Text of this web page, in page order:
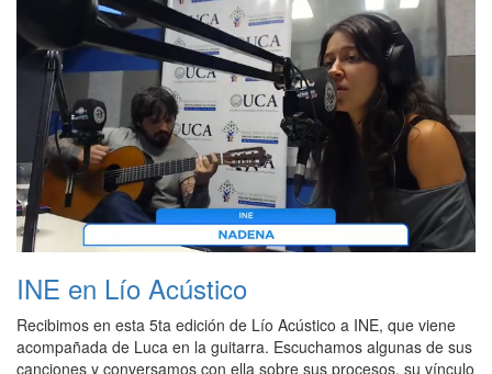
INE en Lío Acústico
Recibimos en esta 5ta edición de Lío Acústico a INE, que viene
acompañada de Luca en la guitarra. Escuchamos algunas de sus
canciones y conversamos con ella sobre sus procesos, su vínculo